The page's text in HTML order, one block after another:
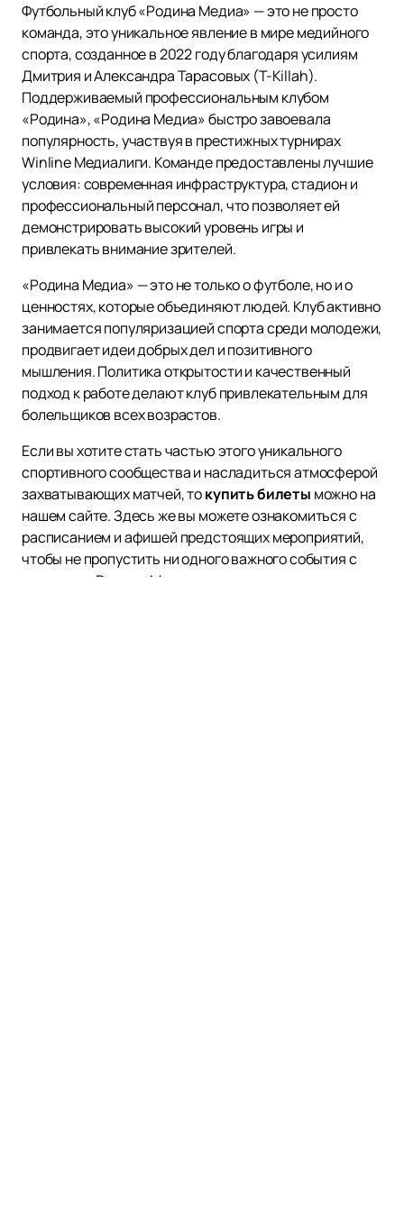
Футбольный клуб «Родина Медиа» — это не просто
команда, это уникальное явление в мире медийного
спорта, созданное в 2022 году благодаря усилиям
Дмитрия и Александра Тарасовых (T-Killah).
Поддерживаемый профессиональным клубом
«Родина», «Родина Медиа» быстро завоевала
популярность, участвуя в престижных турнирах
Winline Медиалиги. Команде предоставлены лучшие
условия: современная инфраструктура, стадион и
профессиональный персонал, что позволяет ей
демонстрировать высокий уровень игры и
привлекать внимание зрителей.
«Родина Медиа» — это не только о футболе, но и о
ценностях, которые объединяют людей. Клуб активно
занимается популяризацией спорта среди молодежи,
продвигает идеи добрых дел и позитивного
мышления. Политика открытости и качественный
подход к работе делают клуб привлекательным для
болельщиков всех возрастов.
Если вы хотите стать частью этого уникального
спортивного сообщества и насладиться атмосферой
захватывающих матчей, токупить билеты можно на
нашем сайте. Здесь же вы можете ознакомиться с
расписанием и афишей предстоящих мероприятий,
чтобы не пропустить ни одного важного события с
участием «Родины Медиа».